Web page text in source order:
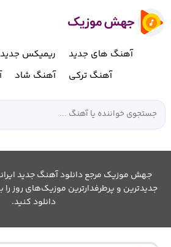
آهنگ های جدید ریمیکس جدید
آهنگ ترکی
آهنگ شاد
جهش موزیک مرجع دانلود آهنگ جدید
جدیدترین و پرطرفدارترین موزیک‌های روز
دانلود کنید.